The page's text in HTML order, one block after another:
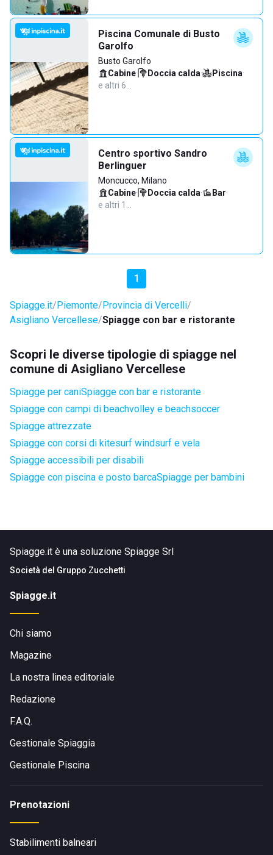
Piscina Comunale di Busto
Garolfo
Busto Garolfo
Cabine· Doccia calda· Piscina·
e altri 6…
Centro sportivo Sandro
Berlinguer
Moncucco, Milano
Cabine· Doccia calda· Bar·
e altri 1…
1
Spiagge.it Piemonte Provincia di Vercelli
Asigliano Vercellese Spiagge con bar e ristorante
Scopri le diverse tipologie di spiagge nel
comune di Asigliano Vercellese
Spiagge per caniSpiagge con bar e ristorante
Spiagge con campi di beachvolley e beachsoccer
Spiagge attrezzate
Spiagge con corsi di kitesurf windsurf e vela
Spiagge accessibili per disabili
Spiagge con piscina e posto barcaSpiagge per bambini
Spiagge.it è una soluzione Spiagge Srl
Società del Gruppo Zucchetti
Spiagge.it
Chi siamo
Magazine
La nostra linea editoriale
Redazione
F.A.Q.
Gestionale Spiaggia
Gestionale Piscina
Prenotazioni
Stabilimenti balneari